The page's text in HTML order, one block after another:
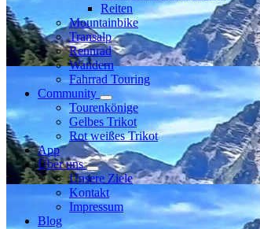
Reiten
Mountainbike
Transalp
Rennrad
Wandern
Fahrrad Touring
Community
Tourenkönige
Gelbes Trikot
Rot weißes Trikot
App
Über uns
Unsere Ziele
Kontakt
Impressum
Blog